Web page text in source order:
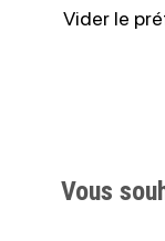
Vider le
Vous